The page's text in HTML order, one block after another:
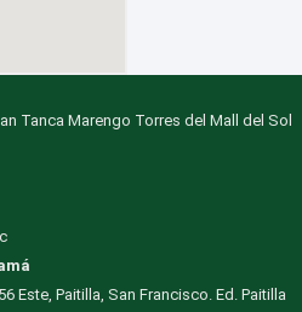
Tanca Marengo Torres del Mall del Sol
Este, Paitilla, San Francisco. Ed. Paitilla